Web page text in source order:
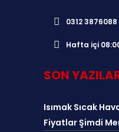
0312 3876088
Hafta içi
SON
Isımak Sıcak
Fiyatlar Şimdi